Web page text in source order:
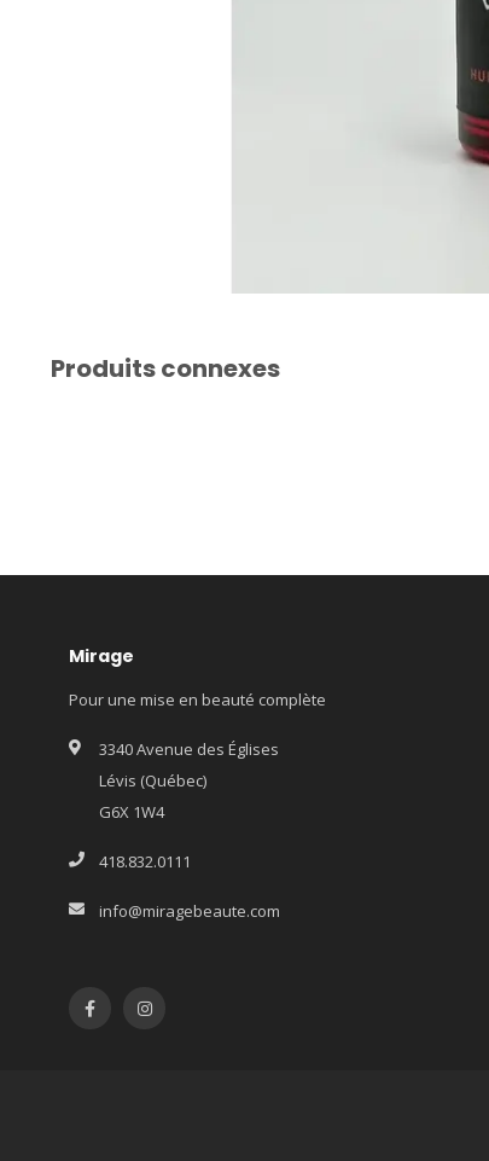
Produits connexes
Mirage
Pour une mise en beauté complète
3340 Avenue des Églises
Lévis (Québec)
G6X 1W4
418.832.0111
info@miragebeaute.com